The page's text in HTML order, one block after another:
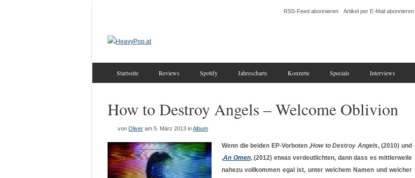
RSS-Feed abonnieren Artikel per E-Mail abonnieren
Startseite Reviews Spotify Jahrescharts Konzerte Specials Interviews
How to Destroy Angels – Welcome Oblivion
von Oliver am 5. März 2013 inAlbum
Wenn die beiden EP-Vorboten ‚How to Destroy Angels‚ (2010) und
‚An Omen‚ (2012) etwas verdeutlichten, dann dass es mittlerweile
nahezu vollkommen egal ist, unter welchem Namen und welcher